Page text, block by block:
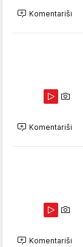
Komentariši
Komentariši
Komentariši